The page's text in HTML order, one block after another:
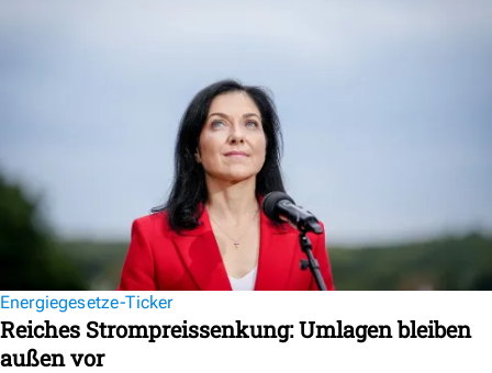
Energiegesetze-Ticker
Reiches Strompreissenkung: Umlagen bleiben
außen vor